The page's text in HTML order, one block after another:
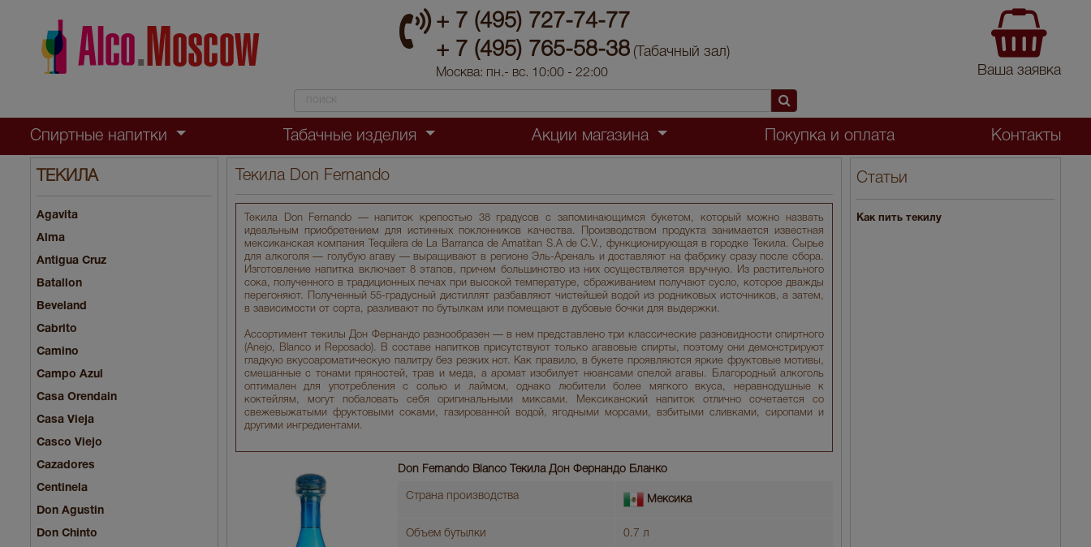
+ 7 (495) 727-74-77
+ 7 (495) 765-58-38 (Табачный зал)
Москва: пн.- вс. 10:00 - 22:00 Ваша заявка
Спиртные напитки Табачные изделия Акции магазина Покупка и оплата Контакты
ТЕКИЛА
Agavita
Alma
Antigua Cruz
Batallon
Beveland
Cabrito
Camino
Campo Azul
Casa Orendain
Casa Vieja
Casco Viejo
Cazadores
Centinela
Don Agustin
Don Chinto
Текила Don Fernando
Текила Don Fernando — напиток крепостью 38 градусов с запоминающимся букетом, который можно назвать
идеальным приобретением для истинных поклонников качества. Производством продукта занимается известная
мексиканская компания Tequilera de La Barranca de Amatitan S.A de C.V., функционирующая в городке Текила. Сырье
для алкоголя — голубую агаву — выращивают в регионе Эль-Ареналь и доставляют на фабрику сразу после сбора.
Изготовление напитка включает 8 этапов, причем большинство из них осуществляется вручную. Из растительного
сока, полученного в традиционных печах при высокой температуре, сбраживанием получают сусло, которое дважды
перегоняют. Полученный 55-градусный дистиллят разбавляют чистейшей водой из родниковых источников, а затем,
в зависимости от сорта, разливают по бутылкам или помещают в дубовые бочки для выдержки.
Ассортимент текилы Дон Фернандо разнообразен — в нем представлено три классические разновидности спиртного
(Anejo, Blanco и Reposado). В составе напитков присутствуют только агавовые спирты, поэтому они демонстрируют
гладкую вкусоароматическую палитру без резких нот. Как правило, в букете проявляются яркие фруктовые мотивы,
смешанные с тонами пряностей, трав и меда, а аромат изобилует нюансами спелой агавы. Благородный алкоголь
оптимален для употребления с солью и лаймом, однако любители более мягкого вкуса, неравнодушные к
коктейлям, могут побаловать себя оригинальными миксами. Мексиканский напиток отлично сочетается со
свежевыжатыми фруктовыми соками, газированной водой, ягодными морсами, взбитыми сливками, сиропами и
другими ингредиентами.
Don Fernando Blanco Текила Дон Фернандо Бланко
Страна производства Мексика
Объем бутылки 0.7 л
Статьи
Как пить текилу